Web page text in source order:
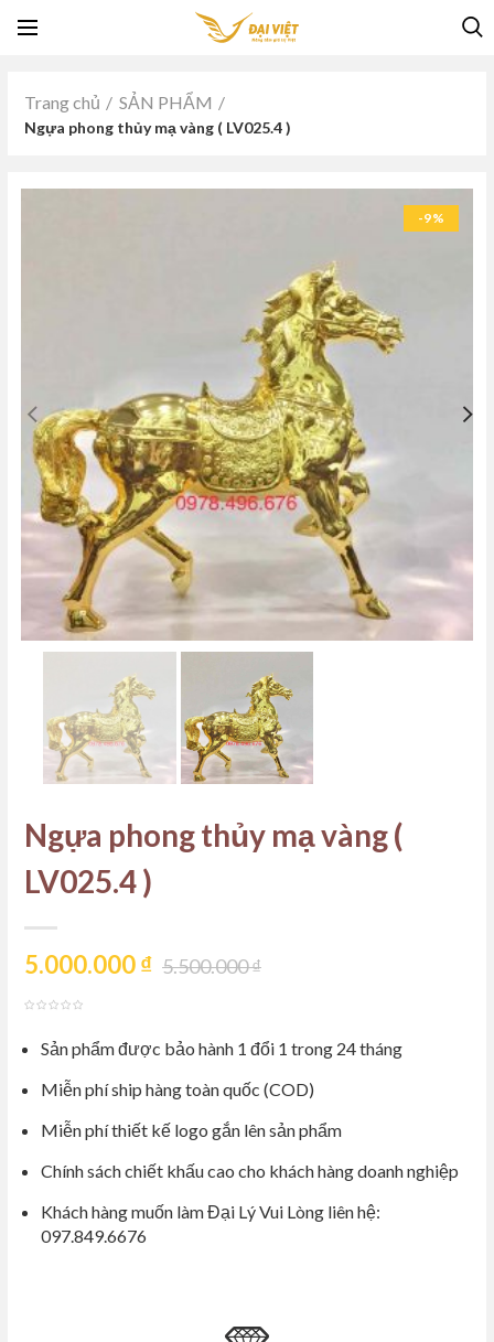
Trang chủ SẢN PHẨM
Ngựa phong thủy mạ vàng ( LV025.4 )
-9%
Ngựa phong thủy mạ vàng (
LV025.4 )
5.000.000₫ 5.500.000₫
Sản phẩm được bảo hành 1 đổi 1 trong 24 tháng
Miễn phí ship hàng toàn quốc (COD)
Miễn phí thiết kế logo gắn lên sản phẩm
Chính sách chiết khấu cao cho khách hàng doanh nghiệp
Khách hàng muốn làm Đại Lý Vui Lòng liên hệ:
097.849.6676